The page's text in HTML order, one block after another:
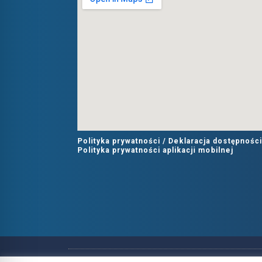
Polityka prywatności / Deklaracja dostępności
Polityka prywatności aplikacji mobilnej